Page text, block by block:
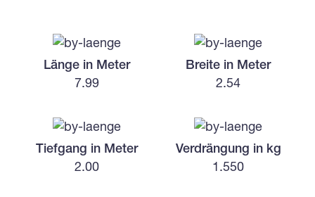
Länge in Meter
7.99
Breite in Meter
2.54
Tiefgang in Meter
2.00
Verdrängung in kg
1.550